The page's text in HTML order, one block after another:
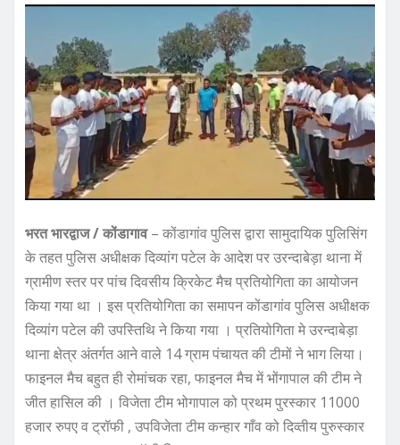
भरत भारद्वाज / कोंडागाव– कोंडागांव पुलिस द्वारा सामुदायिक पुलिसिंग
के तहत पुलिस अधीक्षक दिव्यांग पटेल के आदेश पर उरन्दाबेड़ा थाना में
ग्रामीण स्तर पर पांच दिवसीय क्रिकेट मैच प्रतियोगिता का आयोजन
किया गया था । इस प्रतियोगिता का समापन कोंडागांव पुलिस अधीक्षक
दिव्यांग पटेल की उपस्तिथि ने किया गया । प्रतियोगिता मे उरन्दाबेड़ा
थाना क्षेत्र अंतर्गत आने वाले 14 ग्राम पंचायत की टीमों ने भाग लिया।
फाइनल मैच बहुत ही रोमांचक रहा, फाइनल मैच में भोंगापाल की टीम ने
जीत हासिल की । विजेता टीम भोगापाल को प्रथम पुरस्कार 11000
हजार रुपए व ट्रॉफी , उपविजेता टीम कन्हार गाँव को दिव्तीय पुरुस्कार